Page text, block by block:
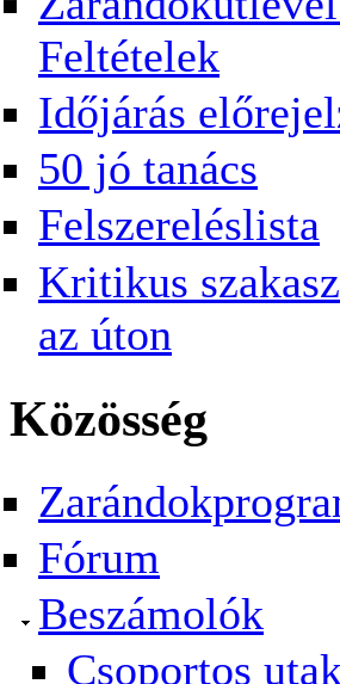
Feltételek
Időjárás
50 jó tanács
Felszereléslista
Kritikus
az úton
Közösség
Fórum
Beszámolók
Csoportos utak